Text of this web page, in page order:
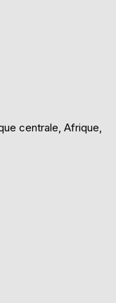
centrale, Afrique,